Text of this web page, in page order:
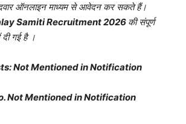
ऑनलाइन माध्यम से आवेदन कर सकते हैं।
Samiti Recruitment 2026 की संपूर्ण
गई है ।
Not Mentioned in Notification
Not Mentioned in Notification